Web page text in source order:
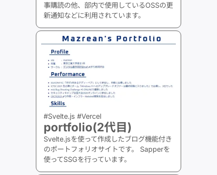
事購読の他、部内で使用しているOSSの更
新通知などに利用されています。
#Svelte.js #Vercel
portfolio(2代目)
Svelte.jsを使って作成したブログ機能付き
のポートフォリオサイトです。 Sapperを
使ってSSGを行っています。